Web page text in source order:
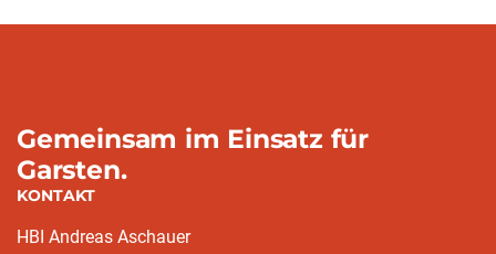
Gemeinsam im Einsatz für
Garsten.
KONTAKT
HBI Andreas Aschauer